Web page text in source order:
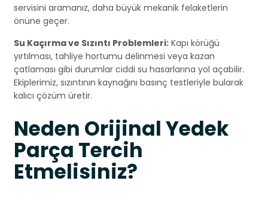
servisini aramanız, daha büyük mekanik felaketlerin
önüne geçer.
Su Kaçırma ve Sızıntı Problemleri: Kapı körüğü
yırtılması, tahliye hortumu delinmesi veya kazan
çatlaması gibi durumlar ciddi su hasarlarına yol açabilir.
Ekiplerimiz, sızıntının kaynağını basınç testleriyle bularak
kalıcı çözüm üretir.
Neden Orijinal Yedek
Parça Tercih
Etmelisiniz?